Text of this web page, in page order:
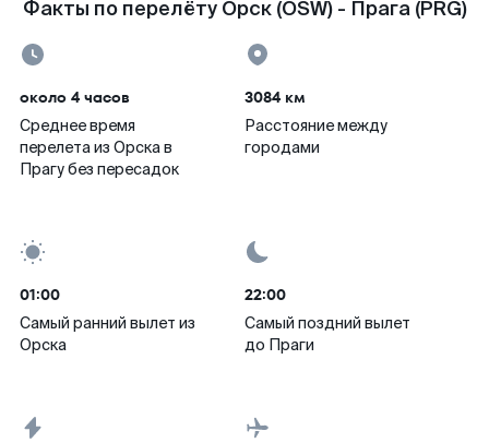
Факты по перелёту Орск (OSW) - Прага (PRG)
около 4 часов
Среднее время
перелета из Орска в
Прагу без пересадок
3084 км
Расстояние между
городами
01:00
Самый ранний вылет из
Орска
22:00
Самый поздний вылет
до Праги